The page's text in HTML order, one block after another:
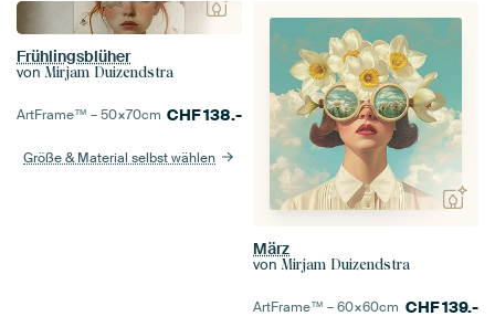
Frühlingsblüher
von Mirjam Duizendstra
ArtFrame™ –50×70cm CHF138.-
Größe & Material selbst wählen
März
von Mirjam Duizendstra
ArtFrame™ –60×60cm CHF139.-